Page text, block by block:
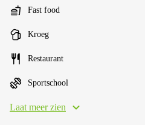
Fast food
Kroeg
Restaurant
Sportschool
Laat meer zien